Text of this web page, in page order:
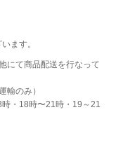
ます。
にて商品配送を行なって
輸のみ）
・18時〜21時・19～21